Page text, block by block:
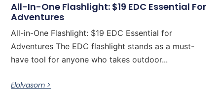
All-In-One Flashlight: $19 EDC Essential For
Adventures
All-in-One Flashlight: $19 EDC Essential for
Adventures The EDC flashlight stands as a must-
have tool for anyone who takes outdoor...
Elolvasom >